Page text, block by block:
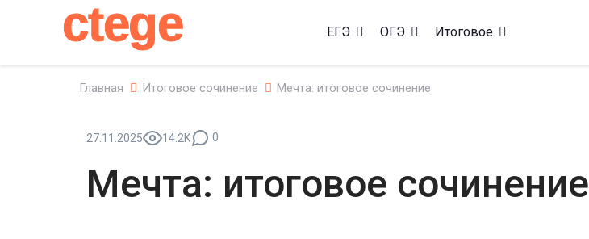
ctege ЕГЭ ОГЭ Итоговое
Главная Итоговое сочинение Мечта: итоговое сочинение
27.11.2025 14.2K 0
Мечта: итоговое сочинение